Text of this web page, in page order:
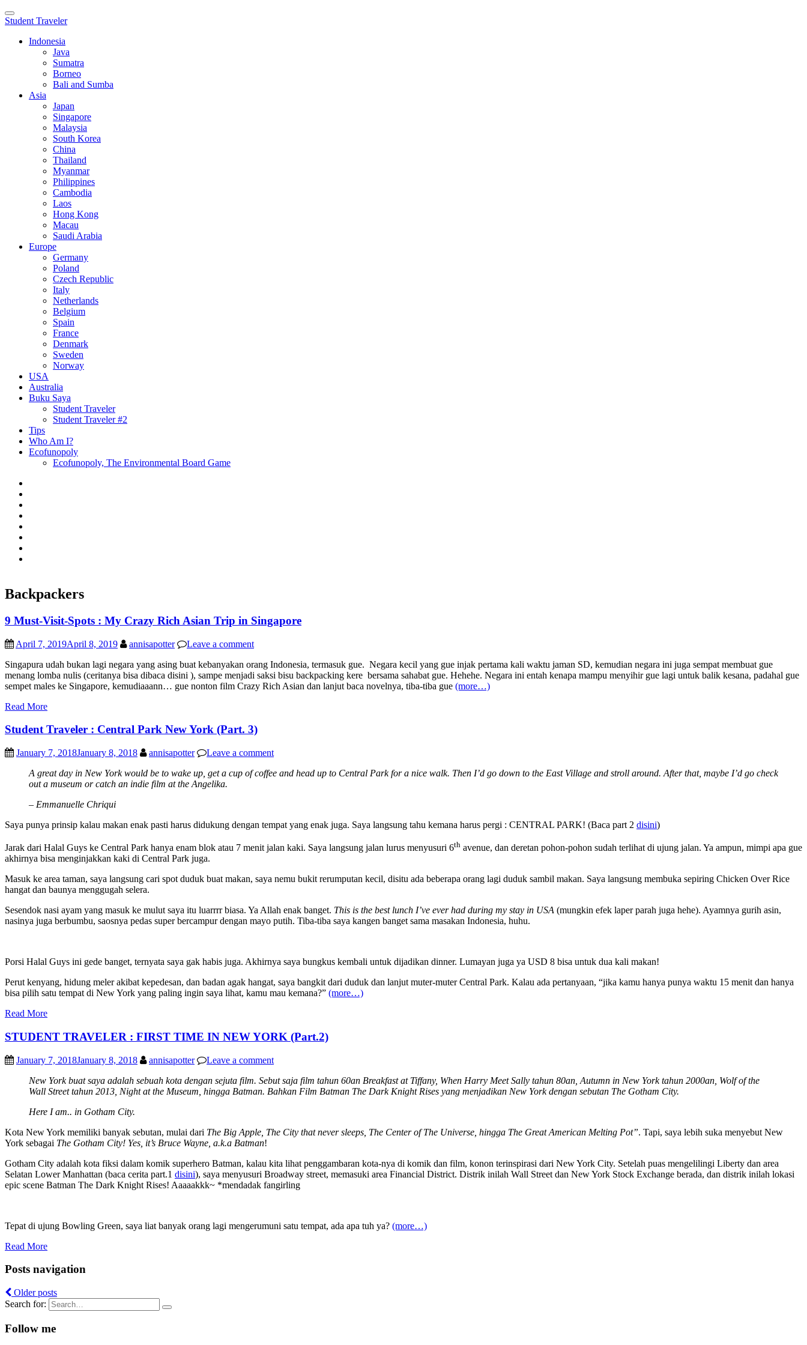
Toggle
navigation
Student Traveler
Indonesia
Java
Sumatra
Borneo
Bali and Sumba
Asia
Japan
Singapore
Malaysia
South Korea
China
Thailand
Myanmar
Philippines
Cambodia
Laos
Hong Kong
Macau
Saudi Arabia
Europe
Germany
Poland
Czech Republic
Italy
Netherlands
Belgium
Spain
France
Denmark
Sweden
Norway
USA
Australia
Buku Saya
Student Traveler
Student Traveler #2
Tips
Who Am I?
Ecofunopoly
Ecofunopoly, The Environmental Board Game
Backpackers
9 Must-Visit-Spots : My Crazy Rich Asian Trip in Singapore
April 7, 2019April 8, 2019 annisapotter
Leave a comment
Singapura udah bukan lagi negara yang asing buat kebanyakan orang Indonesia, termasuk gue. Negara kecil yang gue injak pertama kali waktu jaman SD, kemudian negara ini juga sempat membuat gue
menang lomba nulis (ceritanya bisa dibaca disini ), sampe menjadi saksi bisu backpacking kere bersama sahabat gue. Hehehe. Negara ini entah kenapa mampu menyihir gue lagi untuk balik kesana, padahal gue
sempet males ke Singapore, kemudiaaann… gue nonton film Crazy Rich Asian dan lanjut baca novelnya, tiba-tiba gue (more…)
Read More
Student Traveler : Central Park New York (Part. 3)
January 7, 2018January 8, 2018 annisapotter
Leave a comment
A great day in New York would be to wake up, get a cup of coffee and head up to Central Park for a nice walk. Then I’d go down to the East Village and stroll around. After that, maybe I’d go check
out a museum or catch an indie film at the Angelika.
– Emmanuelle Chriqui
Saya punya prinsip kalau makan enak pasti harus didukung dengan tempat yang enak juga. Saya langsung tahu kemana harus pergi : CENTRAL PARK! (Baca part 2 disini)
Jarak dari Halal Guys ke Central Park hanya enam blok atau 7 menit jalan kaki. Saya langsung jalan lurus menyusuri 6th avenue, dan deretan pohon-pohon sudah terlihat di ujung jalan. Ya ampun, mimpi apa gue
akhirnya bisa menginjakkan kaki di Central Park juga.
Masuk ke area taman, saya langsung cari spot duduk buat makan, saya nemu bukit rerumputan kecil, disitu ada beberapa orang lagi duduk sambil makan. Saya langsung membuka sepiring Chicken Over Rice
hangat dan baunya menggugah selera.
Sesendok nasi ayam yang masuk ke mulut saya itu luarrrr biasa. Ya Allah enak banget. This is the best lunch I’ve ever had during my stay in USA (mungkin efek laper parah juga hehe). Ayamnya gurih asin,
nasinya juga berbumbu, saosnya pedas super bercampur dengan mayo putih. Tiba-tiba saya kangen banget sama masakan Indonesia, huhu.
Porsi Halal Guys ini gede banget, ternyata saya gak habis juga. Akhirnya saya bungkus kembali untuk dijadikan dinner. Lumayan juga ya USD 8 bisa untuk dua kali makan!
Perut kenyang, hidung meler akibat kepedesan, dan badan agak hangat, saya bangkit dari duduk dan lanjut muter-muter Central Park. Kalau ada pertanyaan, “jika kamu hanya punya waktu 15 menit dan hanya
bisa pilih satu tempat di New York yang paling ingin saya lihat, kamu mau kemana?” (more…)
Read More
STUDENT TRAVELER : FIRST TIME IN NEW YORK (Part.2)
January 7, 2018January 8, 2018 annisapotter
Leave a comment
New York buat saya adalah sebuah kota dengan sejuta film. Sebut saja film tahun 60an Breakfast at Tiffany, When Harry Meet Sally tahun 80an, Autumn in New York tahun 2000an, Wolf of the
Wall Street tahun 2013, Night at the Museum, hingga Batman. Bahkan Film Batman The Dark Knight Rises yang menjadikan New York dengan sebutan The Gotham City.
Here I am.. in Gotham City.
Kota New York memiliki banyak sebutan, mulai dari The Big Apple, The City that never sleeps, The Center of The Universe, hingga The Great American Melting Pot”. Tapi, saya lebih suka menyebut New
York sebagai The Gotham City! Yes, it’s Bruce Wayne, a.k.a Batman!
Gotham City adalah kota fiksi dalam komik superhero Batman, kalau kita lihat penggambaran kota-nya di komik dan film, konon terinspirasi dari New York City. Setelah puas mengelilingi Liberty dan area
Selatan Lower Manhattan (baca cerita part.1 disini), saya menyusuri Broadway street, memasuki area Financial District. Distrik inilah Wall Street dan New York Stock Exchange berada, dan distrik inilah lokasi
epic scene Batman The Dark Knight Rises! Aaaaakkk~ *mendadak fangirling
Tepat di ujung Bowling Green, saya liat banyak orang lagi mengerumuni satu tempat, ada apa tuh ya? (more…)
Read More
Posts navigation
Older posts
Search for:
Follow me